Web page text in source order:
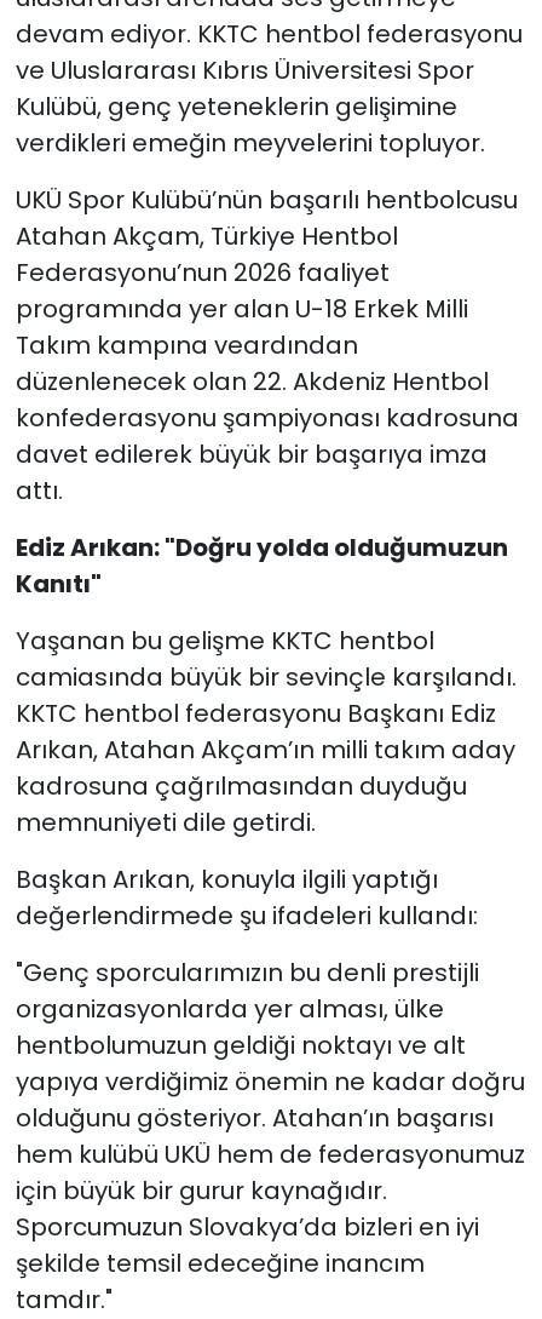
devam ediyor. KKTC hentbol federasyonu
ve Uluslararası Kıbrıs Üniversitesi Spor
Kulübü, genç yeteneklerin gelişimine
verdikleri emeğin meyvelerini topluyor.
UKÜ Spor Kulübü’nün başarılı hentbolcusu
Atahan Akçam, Türkiye Hentbol
Federasyonu’nun 2026 faaliyet
programında yer alan U-18 Erkek Milli
Takım kampına veardından
düzenlenecek olan 22. Akdeniz Hentbol
konfederasyonu şampiyonası kadrosuna
davet edilerek büyük bir başarıya imza
attı.
Ediz Arıkan: "Doğru yolda olduğumuzun
Kanıtı"
Yaşanan bu gelişme KKTC hentbol
camiasında büyük bir sevinçle karşılandı.
KKTC hentbol federasyonu Başkanı Ediz
Arıkan, Atahan Akçam’ın milli takım aday
kadrosuna çağrılmasından duyduğu
memnuniyeti dile getirdi.
Başkan Arıkan, konuyla ilgili yaptığı
değerlendirmede şu ifadeleri kullandı:
"Genç sporcularımızın bu denli prestijli
organizasyonlarda yer alması, ülke
hentbolumuzun geldiği noktayı ve alt
yapıya verdiğimiz önemin ne kadar doğru
olduğunu gösteriyor. Atahan’ın başarısı
hem kulübü UKÜ hem de federasyonumuz
için büyük bir gurur kaynağıdır.
Sporcumuzun Slovakya’da bizleri en iyi
şekilde temsil edeceğine inancım
tamdır."
SAĞLIK
Spor
TÜRKiYE
Video Galeri
YAŞAM
Yazarlar